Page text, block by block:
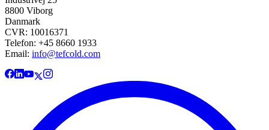
8800 Viborg
Danmark
CVR: 10016371
Telefon: +45 8660 1933
Email: info@tefcold.com